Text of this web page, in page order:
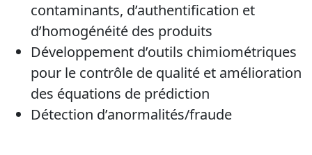
contaminants, d’authentification et
d’homogénéité des produits
Développement d’outils chimiométriques
pour le contrôle de qualité et amélioration
des équations de prédiction
Détection d’anormalités/fraude